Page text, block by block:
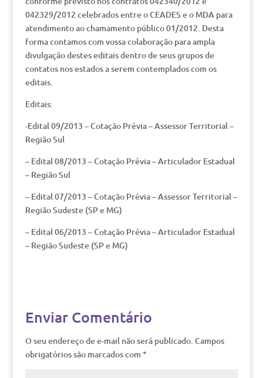
042329/2012 celebrados entre o CEADES e o MDA para
atendimento ao chamamento público 01/2012. Desta
forma contamos com vossa colaboração para ampla
divulgação destes editais dentro de seus grupos de
contatos nos estados a serem contemplados com os
editais.
Editais:
-Edital 09/2013 – Cotação Prévia – Assessor Territorial –
Região Sul
– Edital 08/2013 – Cotação Prévia – Articulador Estadual
– Região Sul
– Edital 07/2013 – Cotação Prévia – Assessor Territorial –
Região Sudeste (SP e MG)
– Edital 06/2013 – Cotação Prévia – Articulador Estadual
– Região Sudeste (SP e MG)
Enviar Comentário
O seu endereço de e-mail não será publicado. Campos
obrigatórios são marcados com *